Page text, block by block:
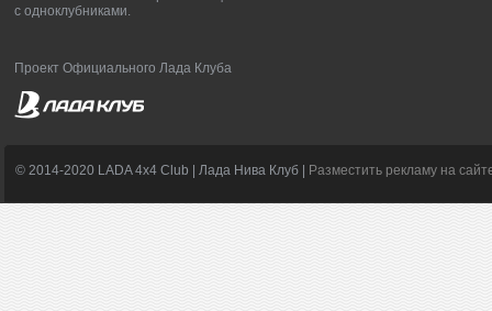
с одноклубниками.
Проект Официального Лада Клуба
© 2014-2020 LADA 4x4 Club | Лада Нива Клуб | Разместить рекламу на